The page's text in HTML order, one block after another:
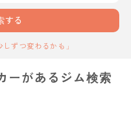
する
ずつ変わるかも」
ーがあるジム検索